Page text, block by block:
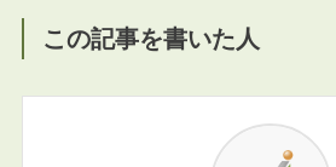
この記事を書いた人